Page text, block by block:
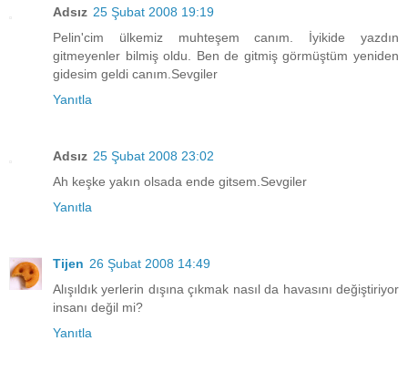
Adsız 25 Şubat 2008 19:19
Pelin'cim ülkemiz muhteşem canım. İyikide yazdın
gitmeyenler bilmiş oldu. Ben de gitmiş görmüştüm yeniden
gidesim geldi canım.Sevgiler
Yanıtla
Adsız 25 Şubat 2008 23:02
Ah keşke yakın olsada ende gitsem.Sevgiler
Yanıtla
Tijen 26 Şubat 2008 14:49
Alışıldık yerlerin dışına çıkmak nasıl da havasını değiştiriyor
insanı değil mi?
Yanıtla